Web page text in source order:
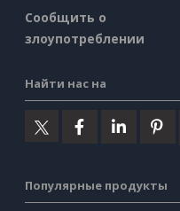
Сообщить о
злоупотреблении
Найти нас на
Популярные продукты